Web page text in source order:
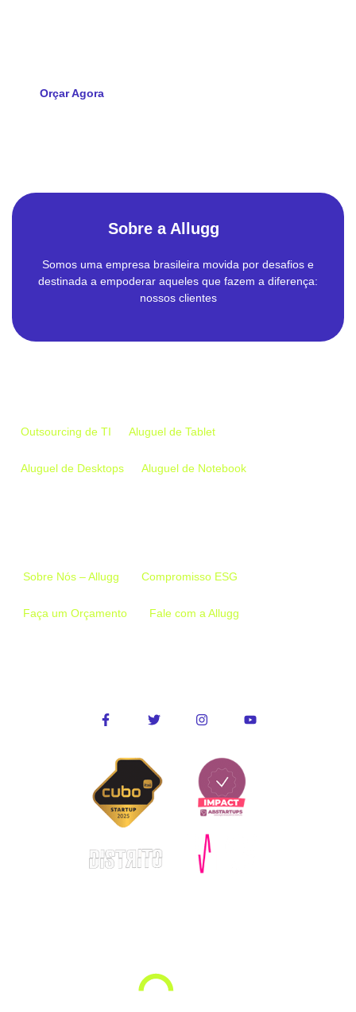
Orçar Agora
Sobre a Allugg
Somos uma empresa brasileira movida por desafios e
destinada a empoderar aqueles que fazem a diferença:
nossos clientes
Outsourcing de TI Aluguel de Tablet
Aluguel de Desktops Aluguel de Notebook
Sobre Nós – Allugg Compromisso ESG
Faça um Orçamento Fale com a Allugg